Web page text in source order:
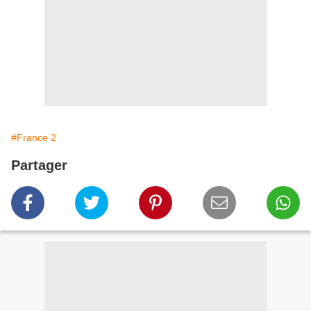
#France 2
Partager